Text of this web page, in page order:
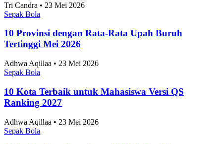
Tri Candra • 23 Mei 2026
Sepak Bola
10 Provinsi dengan Rata-Rata Upah Buruh
Tertinggi Mei 2026
Adhwa Aqillaa • 23 Mei 2026
Sepak Bola
10 Kota Terbaik untuk Mahasiswa Versi QS
Ranking 2027
Adhwa Aqillaa • 23 Mei 2026
Sepak Bola